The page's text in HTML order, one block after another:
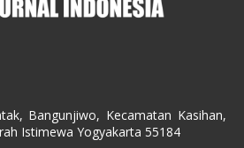
Bangunjiwo, Kecamatan Kasihan,
Istimewa Yogyakarta 55184